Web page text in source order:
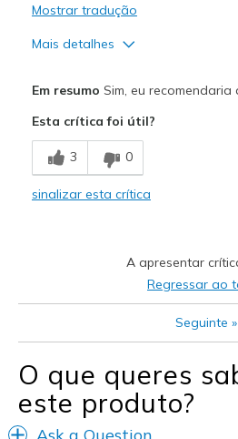
Mostrar tradução
Mais detalhes
Breathe Well
Comfortable
Casual Wear
Going Out
Travel
Em resumo Sim, eu recomendaria
Esta crítica foi útil?
3 0
sinalizar esta crítica
A apresentar
Regressar ao
Seguinte »
O que queres
este produto?
Ask a Question